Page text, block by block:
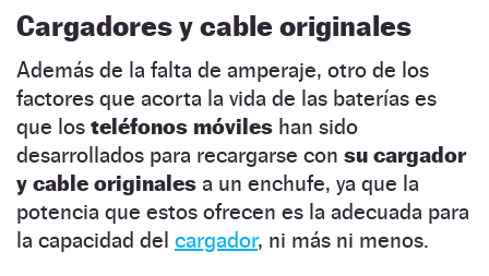
Cargadores y cable originales
Además de la falta de amperaje, otro de los
factores que acorta la vida de las baterías es
que los teléfonos móviles han sido
desarrollados para recargarse con su cargador
y cable originales a un enchufe, ya que la
potencia que estos ofrecen es la adecuada para
la capacidad del cargador, ni más ni menos.